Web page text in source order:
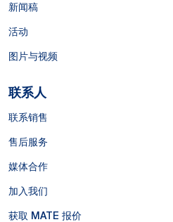
新闻稿
活动
图片与视频
联系人
联系销售
售后服务
媒体合作
加入我们
获取 MATE 报价